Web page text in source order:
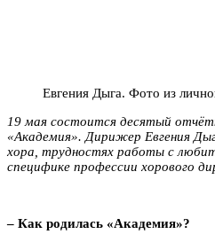
Евгения Дыга. Фото из
19 мая состоится десятый
«Академия». Дирижер Евгения
хора, трудностях работы с
специфике профессии хорового
– Как родилась «Академия»?